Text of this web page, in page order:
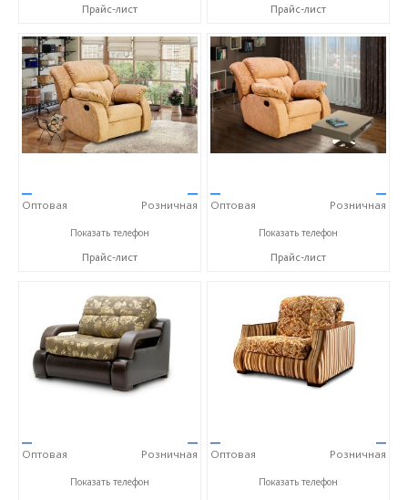
Прайс-лист
Прайс-лист
—
Оптовая
—
Розничная
+7 (968) 793-83-07
Показать телефон
Прайс-лист
—
Оптовая
—
Розничная
+7 (968) 793-83-07
Показать телефон
Прайс-лист
—
Оптовая
—
Розничная
+7 (968) 793-83-07
Показать телефон
—
Оптовая
—
Розничная
+7 (968) 793-83-07
Показать телефон